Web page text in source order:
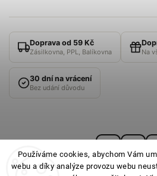
Používáme cookies, abychom Vám
webu a díky analýze provozu webu
Doprava od 59 Kč
Zásilkovna, PPL, Balíkovna Na
30 dní na vrácení
Bez udání důvodu